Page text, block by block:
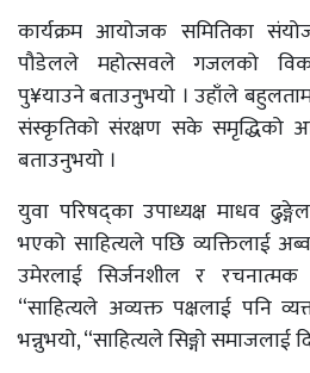
कार्यक्रम आयोजक समितिका
पौडेलले महोत्सवले गजलको
पु¥याउने बताउनुभयो । उहाँले
संस्कृतिको संरक्षण सके समृद्धिको
बताउनुभयो ।
युवा परिषद्का उपाध्यक्ष माधव
भएको साहित्यले पछि व्यक्तिलाई
उमेरलाई सिर्जनशील र रचनात्मक
“साहित्यले अव्यक्त पक्षलाई पनि
भन्नुभयो, “साहित्यले सिङ्गो समाजलाई